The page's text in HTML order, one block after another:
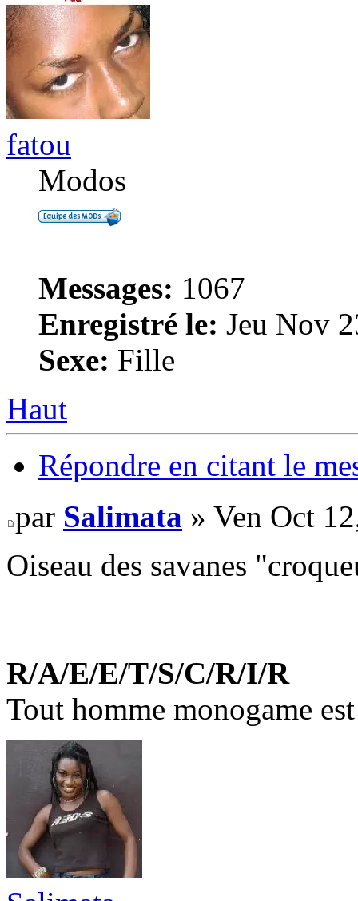
fatou
Modos
Messages: 1067
Enregistré le: Jeu Nov
Sexe: Fille
Haut
Répondre en citant le
par Salimata » Ven Oct
Oiseau des savanes
R/A/E/E/T/S/C/R/I/R
Tout homme monogame